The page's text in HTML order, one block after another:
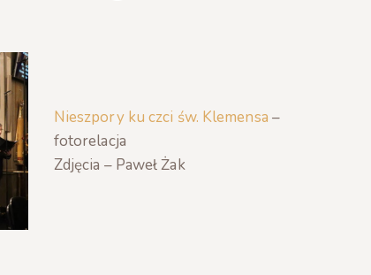
Nieszpory ku czci św. Klemensa –
fotorelacja
Zdjęcia – Paweł Żak